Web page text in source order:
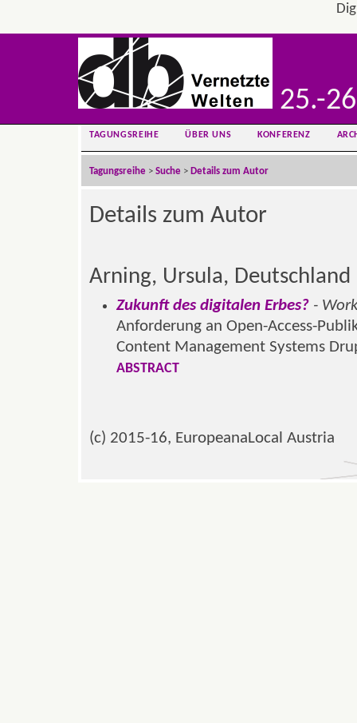
25.-
TAGUNGSREIHE ÜBER UNS KONFERENZ
Tagungsreihe > Suche > Details zum Autor
Details zum Autor
Arning, Ursula, Deutschland
Zukunft des digitalen Erbes?-
Anforderung an Open-Access-
Content Management Systems
ABSTRACT
(c) 2015-16, EuropeanaLocal Austria